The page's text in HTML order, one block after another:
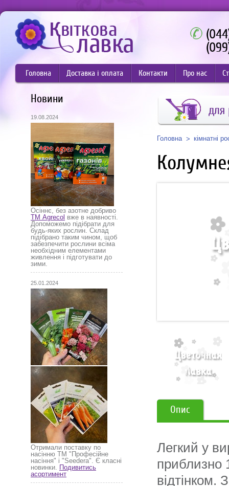
Головна Доставка і оплата Контакти Про нас
Новини
19.08.2024
Осіннє, без азотне добриво
ТМ Agrecol вже в наявності.
Допоможемо підібрати для
будь-яких рослин. Склад
підібрано таким чином, щоб
забезпечити рослини всіма
необхідним елементами
живлення і підготувати до
зими.
25.01.2024
Отримали поставку по
насінню ТМ "Професійне
насіння" і "Seedera". Є класні
новинки. Подивитись
асортимент
для
Головна кімнатні
Опис
Легкий у
приблизно
відтінком.